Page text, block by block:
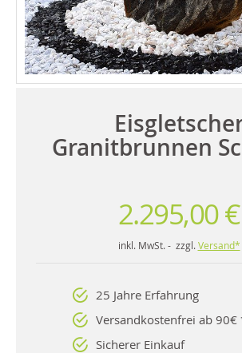
Granitbrunnen
2.295,00 €
inkl. MwSt. - zzgl. Versand*
25 Jahre Erfahrung
Versandkostenfrei ab 90€
Sicherer Einkauf